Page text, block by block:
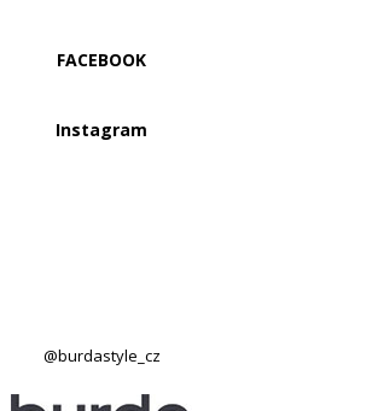
FACEBOOK
Instagram
@burdastyle_cz